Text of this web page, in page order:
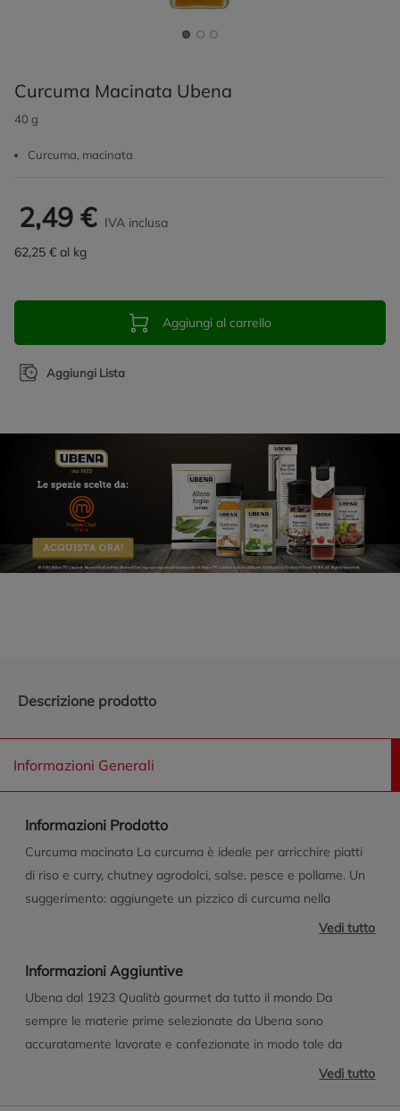
Curcuma Macinata Ubena
40 g
Curcuma, macinata
2,49 € IVA inclusa
62,25 € al kg
Aggiungi al carrello
Aggiungi Lista
Descrizione prodotto
Informazioni Generali
Informazioni Prodotto
Curcuma macinata La curcuma è ideale per arricchire piatti
di riso e curry, chutney agrodolci, salse, pesce e pollame. Un
suggerimento: aggiungete un pizzico di curcuma nella
Vedi tutto
Informazioni Aggiuntive
Ubena dal 1923 Qualità gourmet da tutto il mondo Da
sempre le materie prime selezionate da Ubena sono
accuratamente lavorate e confezionate in modo tale da
Vedi tutto